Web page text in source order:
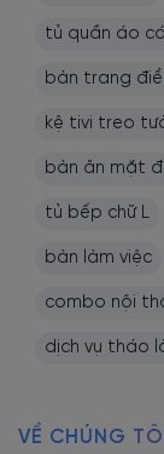
tủ quần áo
bàn trang
kệ tivi treo
bàn ăn mặt
tủ bếp chữ L
bàn làm việc
combo nội
dịch vụ tháo
VỀ CHÚNG TÔI